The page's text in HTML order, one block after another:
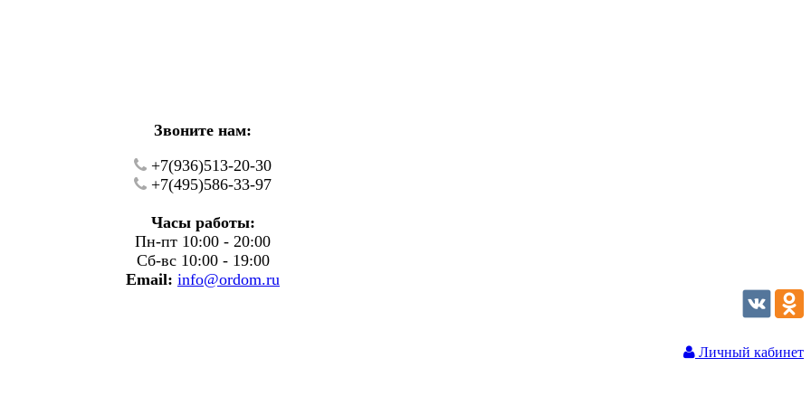
Звоните нам:
+7(936)513-20-30
+7(495)586-33-97
Часы работы:
Пн-пт 10:00 - 20:00
Сб-вс 10:00 - 19:00
Email: info@ordom.ru
Личный кабинет